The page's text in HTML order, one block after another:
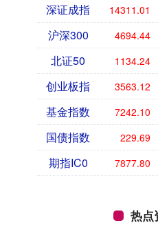
深证成指 14311.01
沪深300 4694.44
北证50 1134.24
创业板指 3563.12
基金指数 7242.10
国债指数 229.69
期指IC0 7877.80
热点